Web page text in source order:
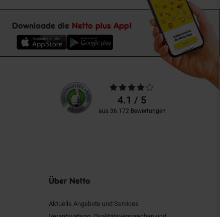
Downloade die Netto plus App!
Unsere
Kundenbewertungen
Durchschnittliche
Bewertungen4.1 / 5
aus 36.172 Bewertungen
Über Netto
Aktuelle Angebote und Services